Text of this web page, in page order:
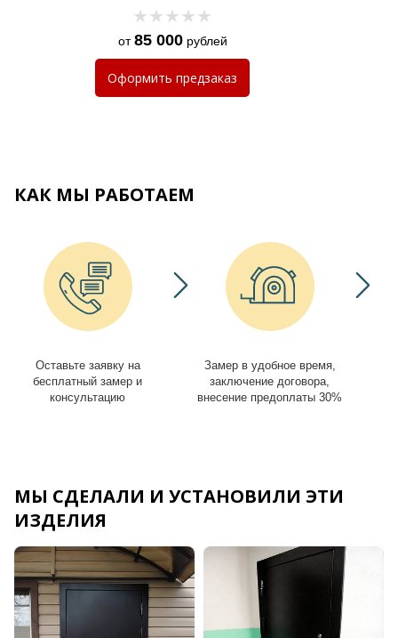
от85 000рублей
Оформить предзаказ
КАК МЫ РАБОТАЕМ
Оставьте заявку на
бесплатный замер и
консультацию
Замер в удобное время,
заключение договора,
внесение предоплаты 30%
МЫ СДЕЛАЛИ И УСТАНОВИЛИ ЭТИ
ИЗДЕЛИЯ